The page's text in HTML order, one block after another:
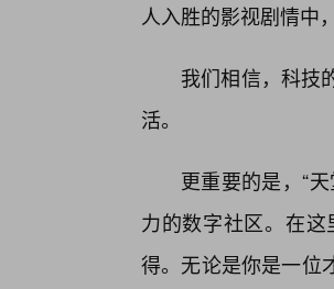
人入胜的影视剧情中
我们相信，科技
活。
更重要的是，“
力的数字社区。在
得。无论是你是一位